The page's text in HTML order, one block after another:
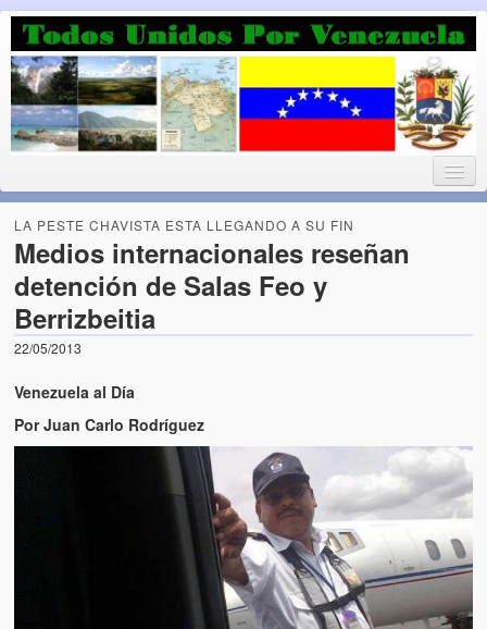
Luchando por la Democracia
Fuera el chavismo, la peor peste que le ha caido a esta tierra
Home
¡Bienvenido!
Blog. (Todos Unidos por Venezuela welcomes you to our Blog)
Acerca de este blog (About this Blog)
El Tipo y los Rojos en Los Teques (The Jerk and the Reds in
Hablé con Chavistas (I spoke with chavistas)
LA PESTE CHAVISTA ESTA LLEGANDO A SU FIN
Medios internacionales reseñan
detención de Salas Feo y
Berrizbeitia
22/05/2013
Venezuela al Día
Por Juan Carlo Rodríguez